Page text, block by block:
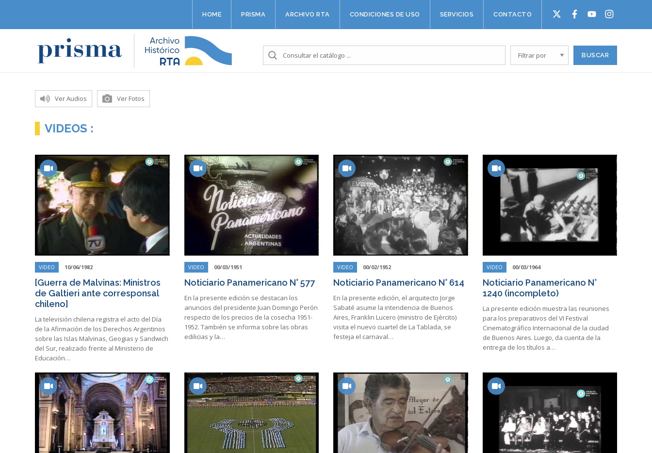
HOME PRISMA ARCHIVO RTA CONDICIONES DE USO SERVICIOS CONTACTO
Ver Audios Ver Fotos
VIDEOS :
VIDEO 10/06/1982
[Guerra de Malvinas: Ministros
de Galtieri ante corresponsal
chileno]
La televisión chilena registra el acto del Día
de la Afirmación de los Derechos Argentinos
sobre las Islas Malvinas, Geogias y Sandwich
del Sur, realizado frente al Ministerio de
Educación…
VIDEO 00/03/1951
Noticiario Panamericano N° 577
En la presente edición se destacan los
anuncios del presidente Juan Domingo Perón
respecto de los precios de la cosecha 1951-
1952. También se informa sobre las obras
edilicias y la…
VIDEO 00/02/1952
Noticiario Panamericano N° 614
En la presente edición, el arquitecto Jorge
Sabaté asume la intendencia de Buenos
Aires, Franklin Lucero (ministro de Ejército)
visita el nuevo cuartel de La Tablada, se
festeja el carnaval…
VIDEO 00/03/1964
Noticiario Panamericano N°
1240 (incompleto)
La presente edición muestra las reuniones
para los preparativos del VI Festival
Cinematográfico Internacional de la ciudad
de Buenos Aires. Luego, da cuenta de la
entrega de los títulos a…